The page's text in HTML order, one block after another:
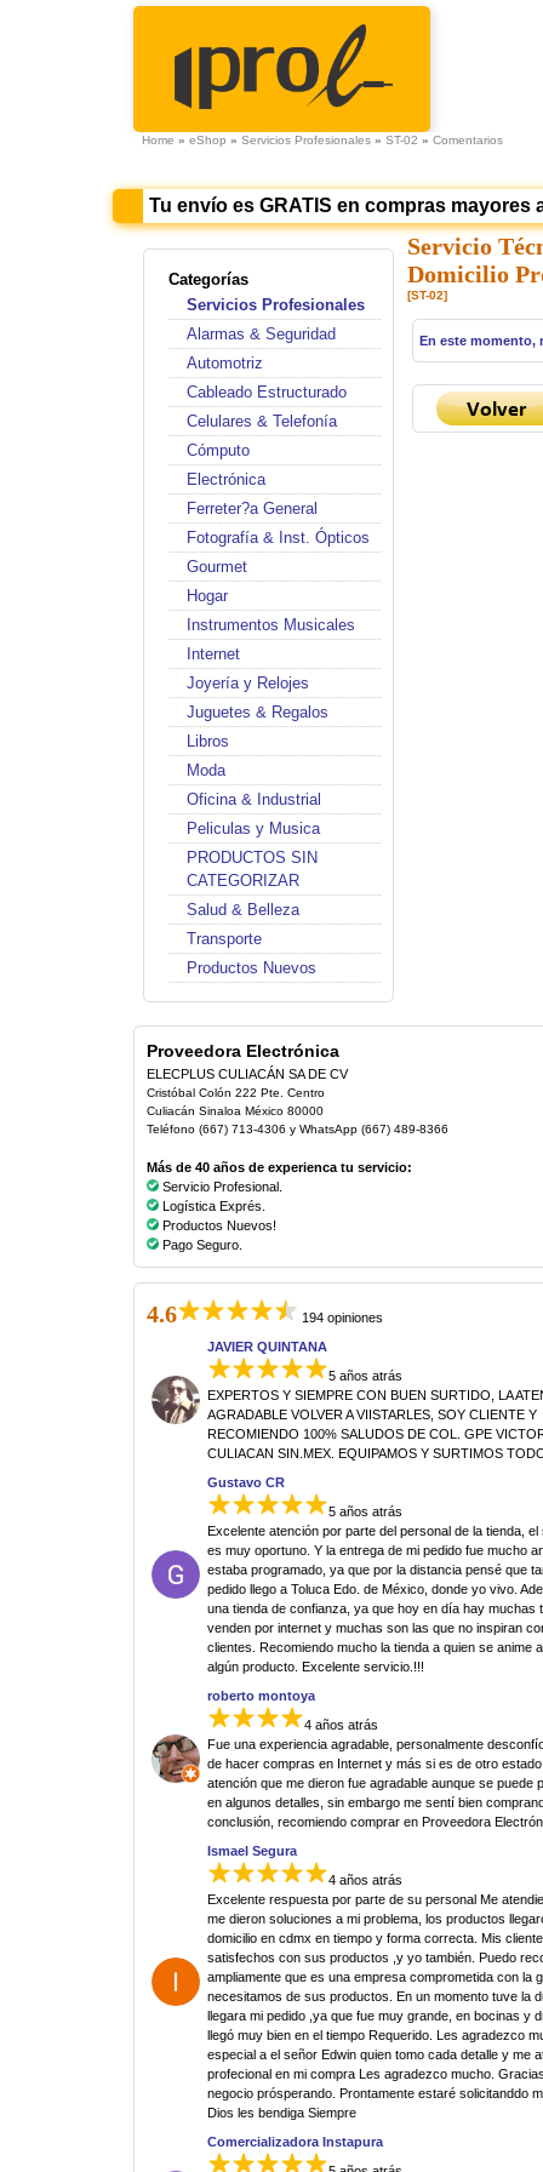
Home » eShop » Servicios Profesionales » ST-02 » Comentarios
Tu envío es GRATIS en compras mayores
Categorías
Servicios Profesionales
Alarmas & Seguridad
Automotriz
Cableado Estructurado
Celulares & Telefonía
Cómputo
Electrónica
Ferreter?a General
Fotografía & Inst. Ópticos
Gourmet
Hogar
Instrumentos Musicales
Internet
Joyería y Relojes
Juguetes & Regalos
Libros
Moda
Oficina & Industrial
Peliculas y Musica
PRODUCTOS SIN
CATEGORIZAR
Salud & Belleza
Transporte
Productos Nuevos
Servicio
Domicilio
[ST-02]
En este momento,
Proveedora Electrónica
ELECPLUS CULIACÁN SA DE CV
Cristóbal Colón 222 Pte. Centro
Culiacán Sinaloa México 80000
Teléfono (667) 713-4306 y WhatsApp (667) 489-8366
Más de 40 años de experienca tu servicio:
Servicio Profesional.
Logística Exprés.
Productos Nuevos!
Pago Seguro.
4.6
194 opiniones
JAVIER QUINTANA
5 años atrás
EXPERTOS Y SIEMPRE CON BUEN SURTIDO, LA
AGRADABLE VOLVER A VIISTARLES, SOY CLIENTE Y
RECOMIENDO 100% SALUDOS DE COL. GPE
CULIACAN SIN.MEX. EQUIPAMOS Y SURTIMOS
Gustavo CR
5 años atrás
Excelente atención por parte del personal de la tienda, el
es muy oportuno. Y la entrega de mi pedido fue mucho
estaba programado, ya que por la distancia pensé que
pedido llego a Toluca Edo. de México, donde yo vivo.
una tienda de confianza, ya que hoy en día hay muchas
venden por internet y muchas son las que no inspiran
clientes. Recomiendo mucho la tienda a quien se anime
algún producto. Excelente servicio.!!!
roberto montoya
4 años atrás
Fue una experiencia agradable, personalmente
de hacer compras en Internet y más si es de otro
atención que me dieron fue agradable aunque se puede
en algunos detalles, sin embargo me sentí bien
conclusión, recomiendo comprar en Proveedora
Ismael Segura
4 años atrás
Excelente respuesta por parte de su personal Me
me dieron soluciones a mi problema, los productos
domicilio en cdmx en tiempo y forma correcta. Mis
satisfechos con sus productos ,y yo también. Puedo
ampliamente que es una empresa comprometida con la
necesitamos de sus productos. En un momento tuve la
llegara mi pedido ,ya que fue muy grande, en bocinas y
llegó muy bien en el tiempo Requerido. Les agradezco
especial a el señor Edwin quien tomo cada detalle y me
profecional en mi compra Les agradezco mucho.
negocio prósperando. Prontamente estaré solicitanddo
Dios les bendiga Siempre
Comercializadora Instapura